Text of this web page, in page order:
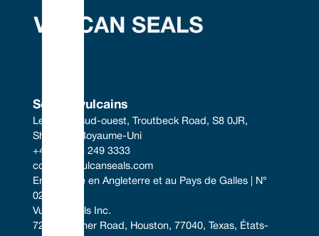
Sceaux vulcains
Le centre sud-ouest, Troutbeck Road, S8 0JR,
Sheffield, Royaume-Uni
+44 (0) 114 249 3333
contact@vulcanseals.com
Enregistrée en Angleterre et au Pays de Galles | N°
02422728
Vulcan Seals Inc.
7221 Gessner Road, Houston, 77040, Texas, États-